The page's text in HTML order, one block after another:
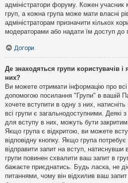
адміністратори форуму. Кожен учасник
груп, а кожна група може мати власні
адміністраторам призначити кількох
модераторами або надати їм доступ до
Догори
Де знаходяться групи користувачів
них?
Ви можете отримати інформацію про всі
допомогою посилання "Групи" в вашій
хочете вступити в одну з них,
всі групи є загальнодоступними. Деякі
для вступу в них, можуть бути
Якщо група є відкритою, ви можете
відповідну кнопку. Якщо група
відправити запит на вступ, натиснувши
групи повинен схвалити ваш запит в
бажаєте приєднатись. Будь ласка, не
питаннями, чому він відхилив ваш